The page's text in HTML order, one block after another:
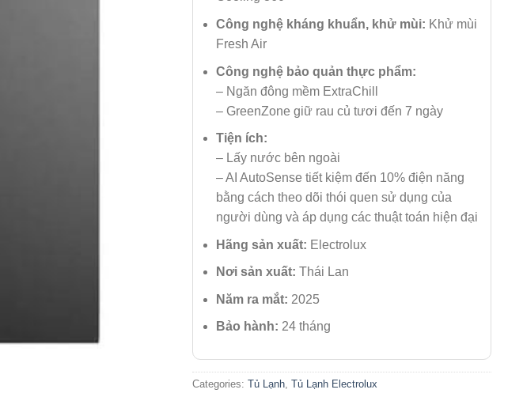
Công nghệ kháng khuẩn, khử mùi: Khử mùi
Fresh Air
Công nghệ bảo quản thực phẩm:
– Ngăn đông mềm ExtraChill
– GreenZone giữ rau củ tươi đến 7 ngày
Tiện ích:
– Lấy nước bên ngoài
– AI AutoSense tiết kiệm đến 10% điện năng
bằng cách theo dõi thói quen sử dụng của
người dùng và áp dụng các thuật toán hiện đại
Hãng sản xuất: Electrolux
Nơi sản xuất: Thái Lan
Năm ra mắt: 2025
Bảo hành: 24 tháng
Categories:Tủ Lạnh,Tủ Lạnh Electrolux